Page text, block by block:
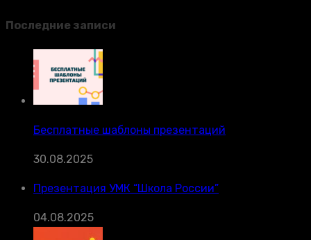
Последние записи
Бесплатные шаблоны презентаций
30.08.2025
Презентация УМК “Школа России”
04.08.2025